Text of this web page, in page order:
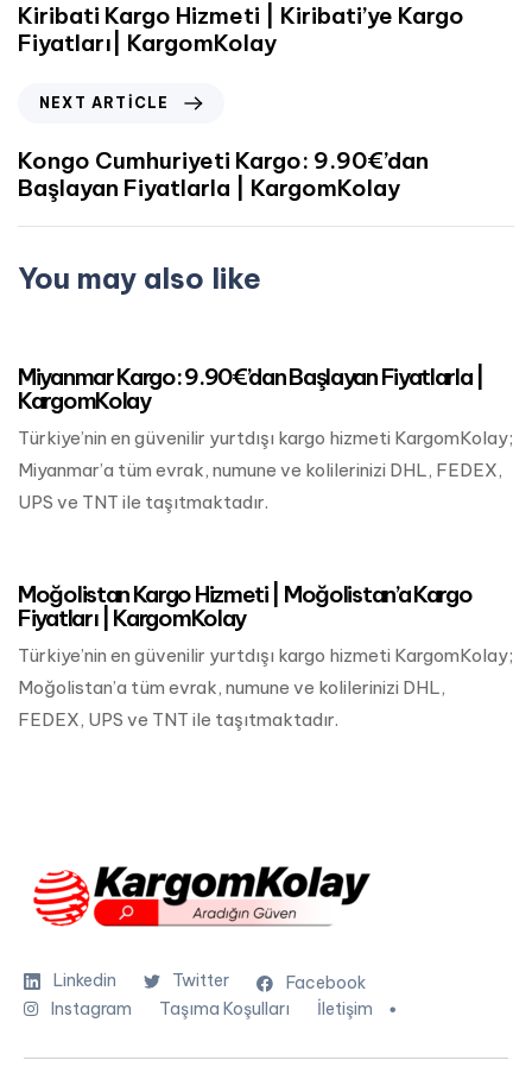
Kiribati Kargo Hizmeti | Kiribati’ye Kargo
Fiyatları| KargomKolay
NEXT ARTICLE
Kongo Cumhuriyeti Kargo: 9.90€’dan
Başlayan Fiyatlarla | KargomKolay
You may also like
Miyanmar Kargo: 9.90€’dan Başlayan Fiyatlarla |
KargomKolay
Türkiye’nin en güvenilir yurtdışı kargo hizmeti KargomKolay;
Miyanmar’a tüm evrak, numune ve kolilerinizi DHL, FEDEX,
UPS ve TNT ile taşıtmaktadır.
Moğolistan Kargo Hizmeti | Moğolistan’a Kargo
Fiyatları | KargomKolay
Türkiye’nin en güvenilir yurtdışı kargo hizmeti KargomKolay;
Moğolistan’a tüm evrak, numune ve kolilerinizi DHL,
FEDEX, UPS ve TNT ile taşıtmaktadır.
Linkedin Twitter
Facebook
Instagram
Taşıma Koşulları İletişim